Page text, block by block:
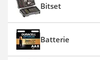
Bitset
Batterie